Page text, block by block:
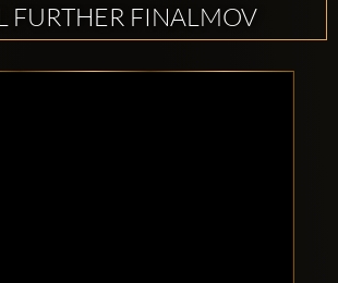
FURTHER FINALMOV